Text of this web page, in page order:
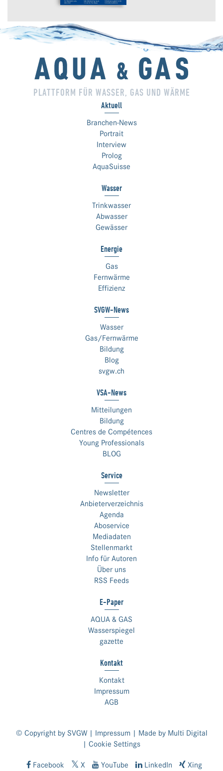
PLATTFORM FÜR WASSER, GAS UND WÄRME
Aktuell
Branchen-News
Portrait
Interview
Prolog
AquaSuisse
Wasser
Trinkwasser
Abwasser
Gewässer
Energie
Gas
Fernwärme
Effizienz
SVGW-News
Wasser
Gas/Fernwärme
Bildung
Blog
svgw.ch
VSA-News
Mitteilungen
Bildung
Centres de Compétences
Young Professionals
BLOG
Service
Newsletter
Anbieterverzeichnis
Agenda
Aboservice
Mediadaten
Stellenmarkt
Info für Autoren
Über uns
RSS Feeds
E-Paper
AQUA & GAS
Wasserspiegel
gazette
Kontakt
Kontakt
Impressum
AGB
© Copyright by SVGW | Impressum| Made by Multi Digital
| Cookie Settings
Facebook X YouTube LinkedIn Xing